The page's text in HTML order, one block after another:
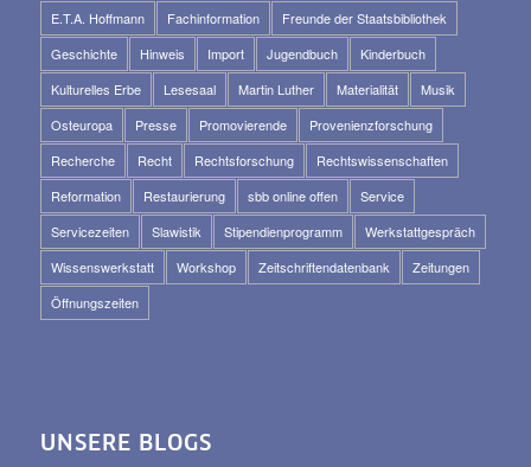
E.T.A. Hoffmann
Fachinformation
Freunde der Staatsbibliothek
Geschichte
Hinweis Import Jugendbuch
Kinderbuch
Kulturelles Erbe
Lesesaal Martin Luther Materialität
Musik
Osteuropa
Presse Promovierende
Provenienzforschung
Recherche
Recht Rechtsforschung
Rechtswissenschaften
Reformation
Restaurierung sbb online offen
Service
Servicezeiten
Slawistik Stipendienprogramm
Werkstattgespräch
Wissenswerkstatt
Workshop Zeitschriftendatenbank
Zeitungen
Öffnungszeiten
UNSERE BLOGS